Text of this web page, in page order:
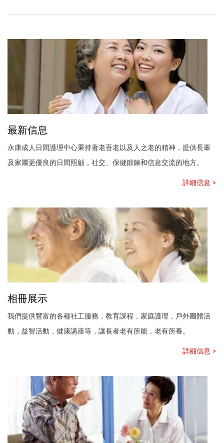
最新信息
永康成人日間護理中心秉持著老吾老以及人之老的精神，提供長輩
及家屬更優良的日間照顧，社交、保健鍛鍊和信息交流的地方。
詳細信息 >
相冊展示
我們提供豐富的各種社工服務，教育課程，家庭護理，戶外團體活
動，益智活動，健康講座等，讓長者老有所能，老有所養。
詳細信息 >